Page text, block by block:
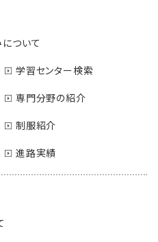
ついて
学習センター検索
専門分野の紹介
制服紹介
進路実績